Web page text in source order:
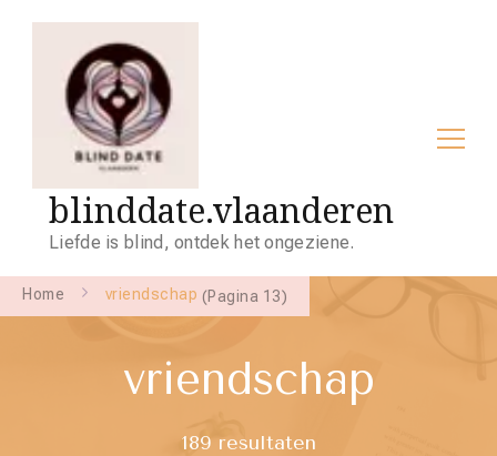
blinddate.vlaanderen
Liefde is blind, ontdek het ongeziene.
Home vriendschap (Pagina 13)
vriendschap
189 resultaten